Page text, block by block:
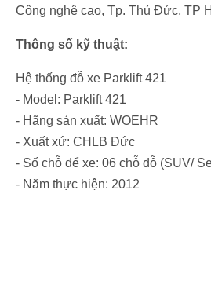
Công nghệ cao, Tp. Thủ Đức, TP
Thông số kỹ thuật:
Hệ thống đỗ xe Parklift 421
- Model: Parklift 421
- Hãng sản xuất: WOEHR
- Xuất xứ: CHLB Đức
- Số chỗ để xe: 06 chỗ đỗ (SUV/
- Năm thực hiện: 2012